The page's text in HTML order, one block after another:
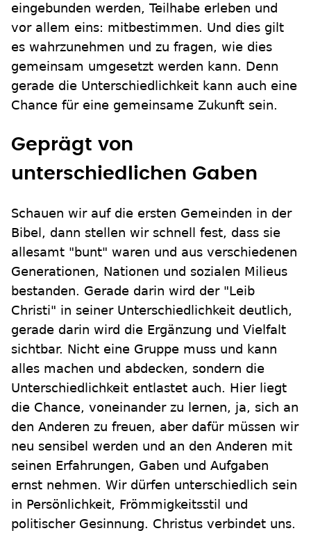
eingebunden werden, Teilhabe erleben und
vor allem eins: mitbestimmen. Und dies gilt
es wahrzunehmen und zu fragen, wie dies
gemeinsam umgesetzt werden kann. Denn
gerade die Unterschiedlichkeit kann auch eine
Chance für eine gemeinsame Zukunft sein.
Geprägt von
unterschiedlichen Gaben
Schauen wir auf die ersten Gemeinden in der
Bibel, dann stellen wir schnell fest, dass sie
allesamt "bunt" waren und aus verschiedenen
Generationen, Nationen und sozialen Milieus
bestanden. Gerade darin wird der "Leib
Christi" in seiner Unterschiedlichkeit deutlich,
gerade darin wird die Ergänzung und Vielfalt
sichtbar. Nicht eine Gruppe muss und kann
alles machen und abdecken, sondern die
Unterschiedlichkeit entlastet auch. Hier liegt
die Chance, voneinander zu lernen, ja, sich an
den Anderen zu freuen, aber dafür müssen wir
neu sensibel werden und an den Anderen mit
seinen Erfahrungen, Gaben und Aufgaben
ernst nehmen. Wir dürfen unterschiedlich sein
in Persönlichkeit, Frömmigkeitsstil und
politischer Gesinnung. Christus verbindet uns.